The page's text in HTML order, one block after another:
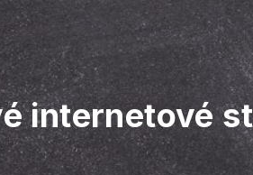
internetové